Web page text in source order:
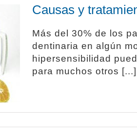
Causas y
Más del 30% de los
dentinaria en algún
hipersensibilidad
para muchos otros [...]